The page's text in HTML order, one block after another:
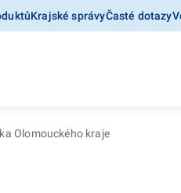
Krajské správyČasté dotazy
Olomouckého kraje